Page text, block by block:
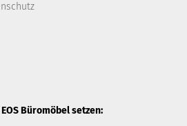
Büromöbel setzen: